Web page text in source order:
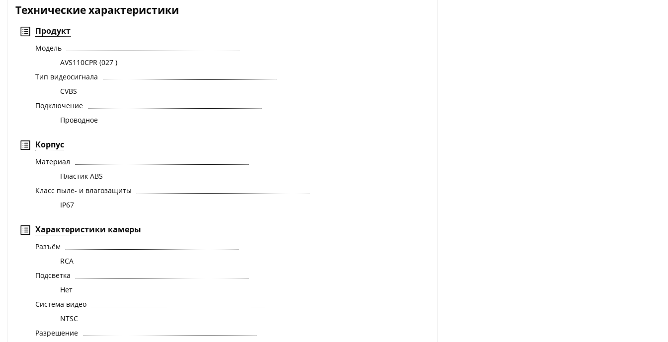
Технические характеристики
Продукт
Модель
AVS110CPR (027 )
Тип видеосигнала
CVBS
Подключение
Проводное
Корпус
Материал
Пластик ABS
Класс пыле- и влагозащиты
IP67
Характеристики камеры
Разъём
RCA
Подсветка
Нет
Система видео
NTSC
Разрешение